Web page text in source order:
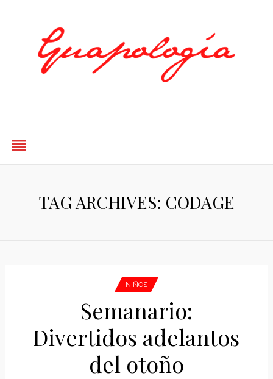
TAG ARCHIVES: CODAGE
NIÑOS
Semanario:
Divertidos adelantos
del otoño